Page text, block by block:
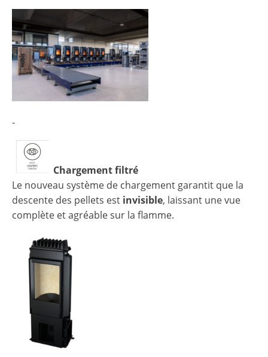
-
Chargement filtré
Le nouveau système de chargement garantit que la
descente des pellets est invisible, laissant une vue
complète et agréable sur la flamme.